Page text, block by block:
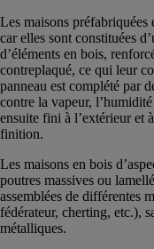
Les maisons
car elles sont constituées
d’éléments en bois,
contreplaqué, ce qui leur
panneau est complété par
contre la vapeur,
ensuite fini à l’extérieur et
finition.
Les maisons en bois
poutres massives ou
assemblées de différentes
fédérateur, cherting, etc.),
métalliques.